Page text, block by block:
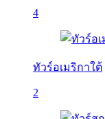
4
ทัวร์อเมริกาใต้
2